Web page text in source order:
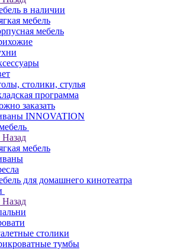
в наличии
мебель
мебель
столики, стулья
программа
заказать
INNOVATION
Назад
мебель
для домашнего кинотеатра
Назад
столики
тумбы